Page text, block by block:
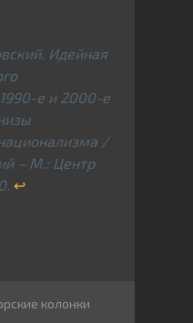
Идейная
е и 2000-е
/
– М.: Центр
↩
колонки